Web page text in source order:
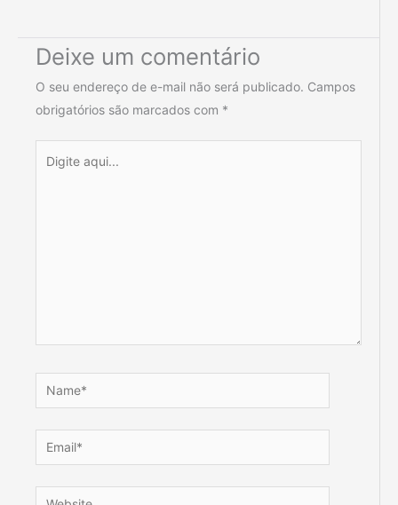
Deixe um comentário
O seu endereço de e-mail não será publicado. Campos
obrigatórios são marcados com *
aqui...
Name*
Email*
Website